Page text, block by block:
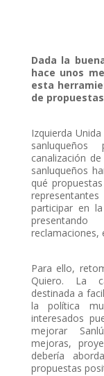
Dada la
hace unos
esta
de
Izquierda
canalización
sanluqueños
qué
participar en
reclamaciones,
Para ello,
Quiero. La
destinada a
la política
interesados
mejorar
mejoras,
debería
propuestas